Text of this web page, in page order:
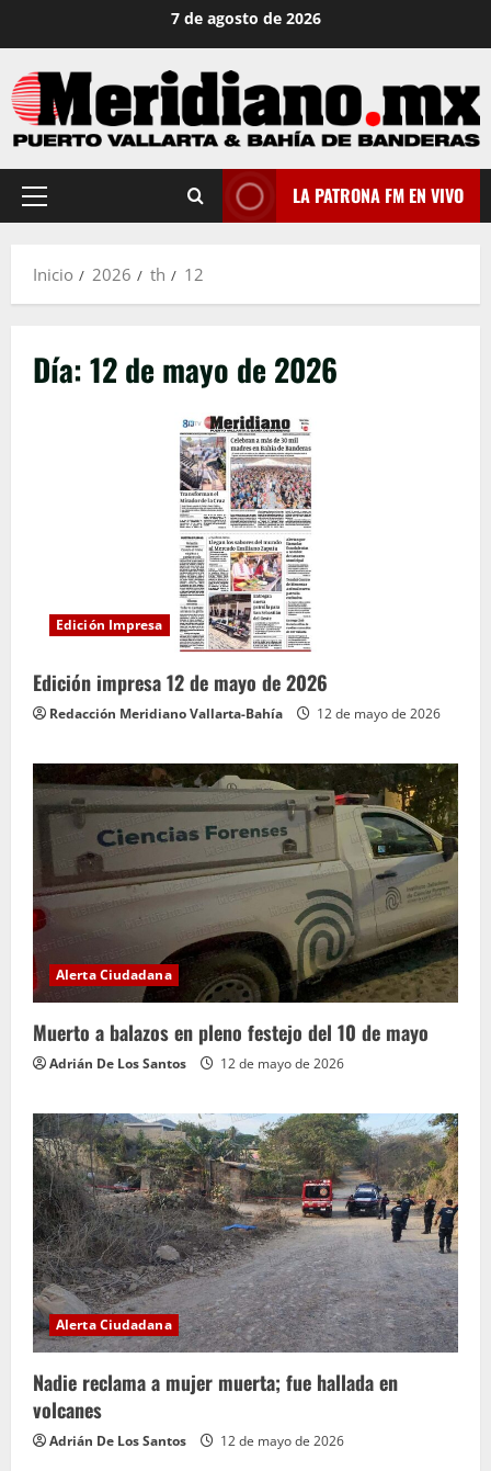
contenido
7 de agosto de 2026
Menú
LA PATRONA FM EN VIVO
Inicio 2026 th 12
Día:12 de mayo de 2026
Edición Impresa
Edición impresa 12 de mayo de 2026
Redacción Meridiano Vallarta-Bahía 12 de mayo de 2026
Alerta Ciudadana
Muerto a balazos en pleno festejo del 10 de mayo
Adrián De Los Santos 12 de mayo de 2026
Alerta Ciudadana
Nadie reclama a mujer muerta; fue hallada en
volcanes
Adrián De Los Santos 12 de mayo de 2026